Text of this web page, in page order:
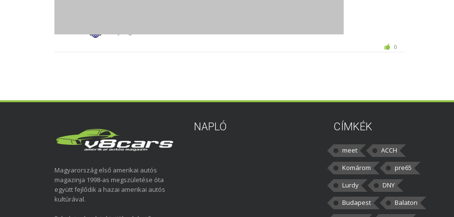
0
Magyarország első amerikai autós
magazinja 1998-as megszületése óta
együtt fejlődik a hazai amerikai autós
kultúrával.
NAPLÓ CÍMKÉK
meet
ACCH
Komárom
pre65
Lurdy
DNY
Budapest
Balaton